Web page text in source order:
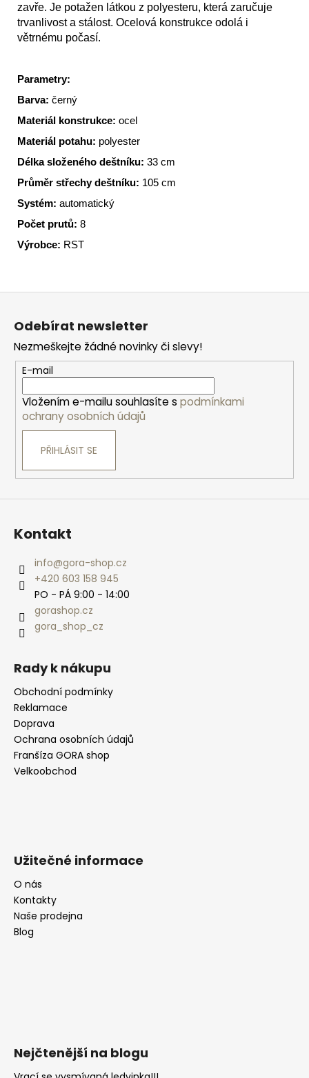
zavře. Je potažen látkou z polyesteru, která zaručuje
trvanlivost a stálost. Ocelová konstrukce odolá i
větrnému počasí.
Parametry:
Barva: černý
Materiál konstrukce: ocel
Materiál potahu: polyester
Délka složeného deštníku: 33 cm
Průměr střechy deštníku: 105 cm
Systém: automatický
Počet prutů: 8
Výrobce: RST
Z
Odebírat newsletter
Nezmeškejte žádné novinky či slevy!
E-mail
Vložením e-mailu souhlasíte s podmínkami
ochrany osobních údajů
PŘIHLÁSIT SE
Kontakt
info@gora-shop.cz
+420 603 158 945
PO - PÁ 9:00 - 14:00
gorashop.cz
gora_shop_cz
Rady k nákupu
Obchodní podmínky
Reklamace
Doprava
Ochrana osobních údajů
Franšíza GORA shop
Velkoobchod
Užitečné informace
O nás
Kontakty
Naše prodejna
Blog
Nejčtenější na blogu